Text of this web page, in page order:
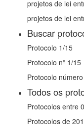
projetos de lei
projetos de lei
Buscar
Protocolo 1/15
Protocolo nº 1/15
Protocolo
Todos os
Protocolos entre
Protocolos de